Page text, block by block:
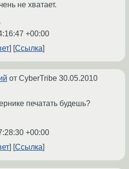
не хватает.
+00:00
Ссылка
от CyberTribe 30.05.2010
печатать будешь?
+00:00
Ссылка